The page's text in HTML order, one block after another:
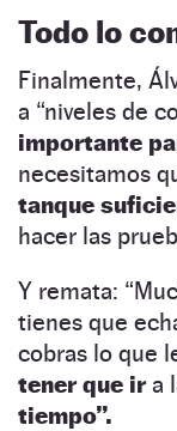
Todo lo
Finalmente,
a “niveles de
importante
necesitamos
tanque
hacer las
Y remata:
tienes que
cobras lo que
tener que ira
tiempo”.